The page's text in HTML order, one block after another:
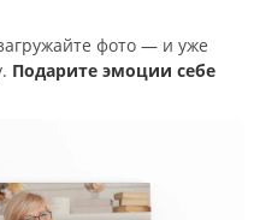
фото — и уже
Подарите эмоции себе